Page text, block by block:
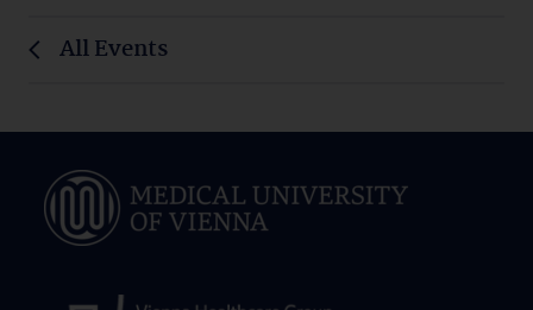
All Events